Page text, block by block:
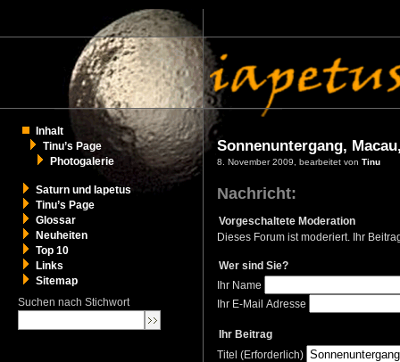
Inhalt
Tinu’s Page
Photogalerie
Saturn und Iapetus
Tinu’s Page
Glossar
Neuheiten
Top 10
Links
Sitemap
Suchen nach Stichwort
Sonnenuntergang,
8. November 2009, bearbeitet von Tinu
Nachricht:
Vorgeschaltete Moderation
Dieses Forum ist moderiert. Ihr
Wer sind Sie?
Ihr Name
Ihr E-Mail Adresse
Ihr Beitrag
Titel (Erforderlich)